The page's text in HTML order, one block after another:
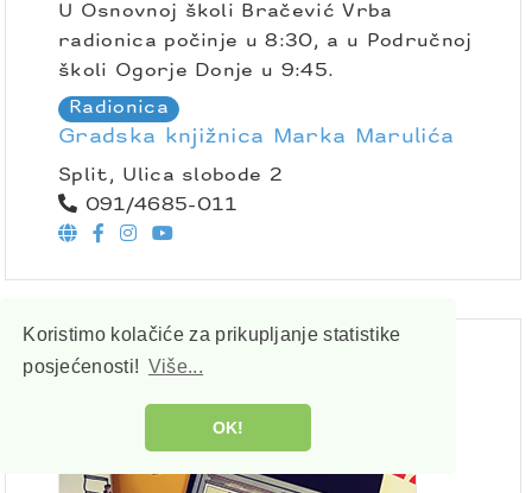
Koristimo kolačiće za prikupljanje statistike
posjećenosti! Više...
OK!
U Osnovnoj školi Bračević Vrba
radionica počinje u 8:30, a u Područnoj
školi Ogorje Donje u 9:45.
Radionica
Gradska knjižnica Marka Marulića
Split, Ulica slobode 2
091/4685-011